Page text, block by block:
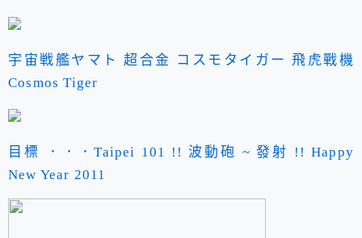
宇宙戦艦ヤマト 超合金 コスモタイガー 飛虎戰機
Cosmos Tiger
目標 ．．．Taipei 101 !! 波動砲 ~ 發射 !! Happy
New Year 2011